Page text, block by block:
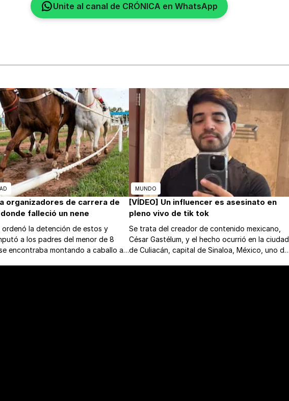
Unite al canal de CRÓNICA en WhatsApp
organizadores de carrera de
falleció un nene
ordenó la detención de estos y
a los padres del menor de 8
encontraba montando a caballo al
MUNDO
[VÍDEO] Un influencer es asesinato en
pleno vivo de tik tok
Se trata del creador de contenido mexicano,
César Gastélum, y el hecho ocurrió en la ciudad
de Culiacán, capital de Sinaloa, México, uno de